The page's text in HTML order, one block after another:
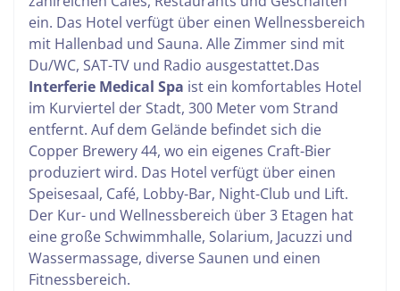
ein. Das Hotel verfügt über einen Wellnessbereich
mit Hallenbad und Sauna. Alle Zimmer sind mit
Du/WC, SAT-TV und Radio ausgestattet.Das
Interferie Medical Spa ist ein komfortables Hotel
im Kurviertel der Stadt, 300 Meter vom Strand
entfernt. Auf dem Gelände befindet sich die
Copper Brewery 44, wo ein eigenes Craft-Bier
produziert wird. Das Hotel verfügt über einen
Speisesaal, Café, Lobby-Bar, Night-Club und Lift.
Der Kur- und Wellnessbereich über 3 Etagen hat
eine große Schwimmhalle, Solarium, Jacuzzi und
Wassermassage, diverse Saunen und einen
Fitnessbereich.